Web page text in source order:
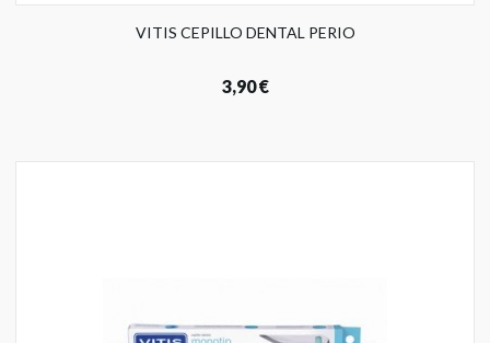
VITIS CEPILLO DENTAL PERIO
3,90 €